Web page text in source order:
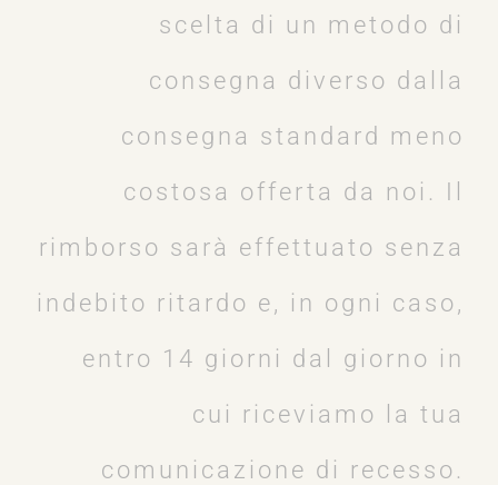
scelta di un metodo di
consegna diverso dalla
consegna standard meno
costosa offerta da noi. Il
rimborso sarà effettuato senza
indebito ritardo e, in ogni caso,
entro 14 giorni dal giorno in
cui riceviamo la tua
comunicazione di recesso.